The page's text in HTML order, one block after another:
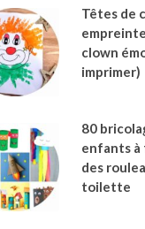
Têtes de
clown
imprimer)
80
enfants à
des
toilette